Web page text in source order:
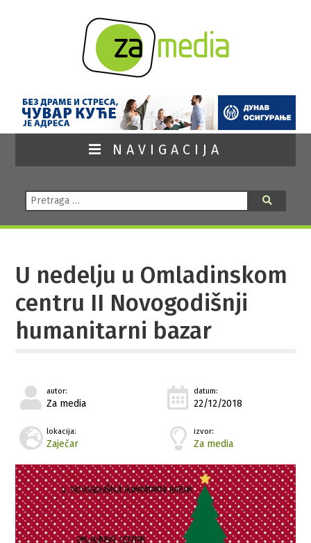
NAVIGACIJA
Pretraga:
U nedelju u Omladinskom
centru II Novogodišnji
humanitarni bazar
autor:
Za media
datum:
22/12/2018
lokacija:
Zaječar
izvor:
Za media